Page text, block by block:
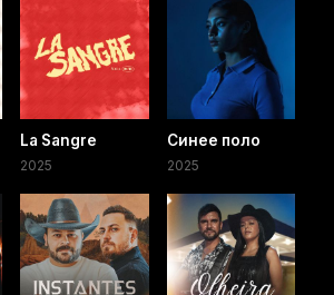
La Sangre
2025
Синее поло
2025